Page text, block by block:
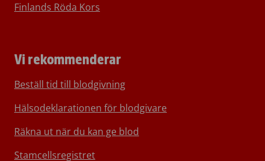
Finlands Röda Kors
Vi rekommenderar
Beställ tid till blodgivning
Hälsodeklarationen för blodgivare
Räkna ut när du kan ge blod
Stamcellsregistret